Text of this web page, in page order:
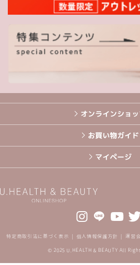
オンラインショ
お買い物ガイド
マイページ
© 2025 U.HEALTH & BEAUTY All
特定商取引法に基づく表示 個人情報保護方針 運営